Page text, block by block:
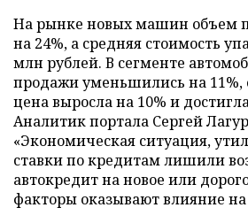
На рынке новых машин объем
на 24%, а средняя стоимость
млн рублей. В сегменте
продажи уменьшились на 11%,
цена выросла на 10% и
Аналитик портала Сергей
«Экономическая ситуация,
ставки по кредитам лишили
автокредит на новое или
факторы оказывают влияние